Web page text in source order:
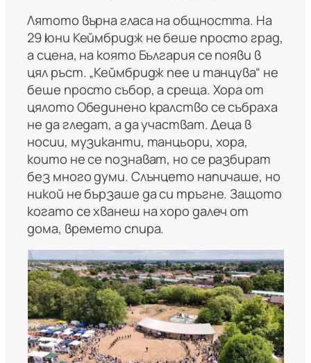
Лятото върна гласа на общността. На
29 юни Кеймбридж не беше просто град,
а сцена, на която България се появи в
цял ръст. „Кеймбридж пее и танцува“ не
беше просто събор, а среща. Хора от
цялото Обединено кралство се събраха
не да гледат, а да участват. Деца в
носии, музиканти, танцьори, хора,
които не се познават, но се разбират
без много думи. Слънцето напичаше, но
никой не бързаше да си тръгне. Защото
когато се хванеш на хоро далеч от
дома, времето спира.